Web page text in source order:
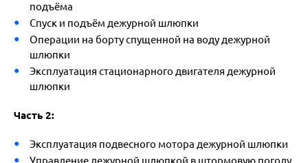
подъёма
Спуск и подъём дежурной шлюпки
Операции на борту спущенной на воду дежурной
шлюпки
Эксплуатация стационарного двигателя дежурной
шлюпки
Часть 2:
Эксплуатация подвесного мотора дежурной шлюпки
Управление дежурной шлюпкой в штормовую погоду